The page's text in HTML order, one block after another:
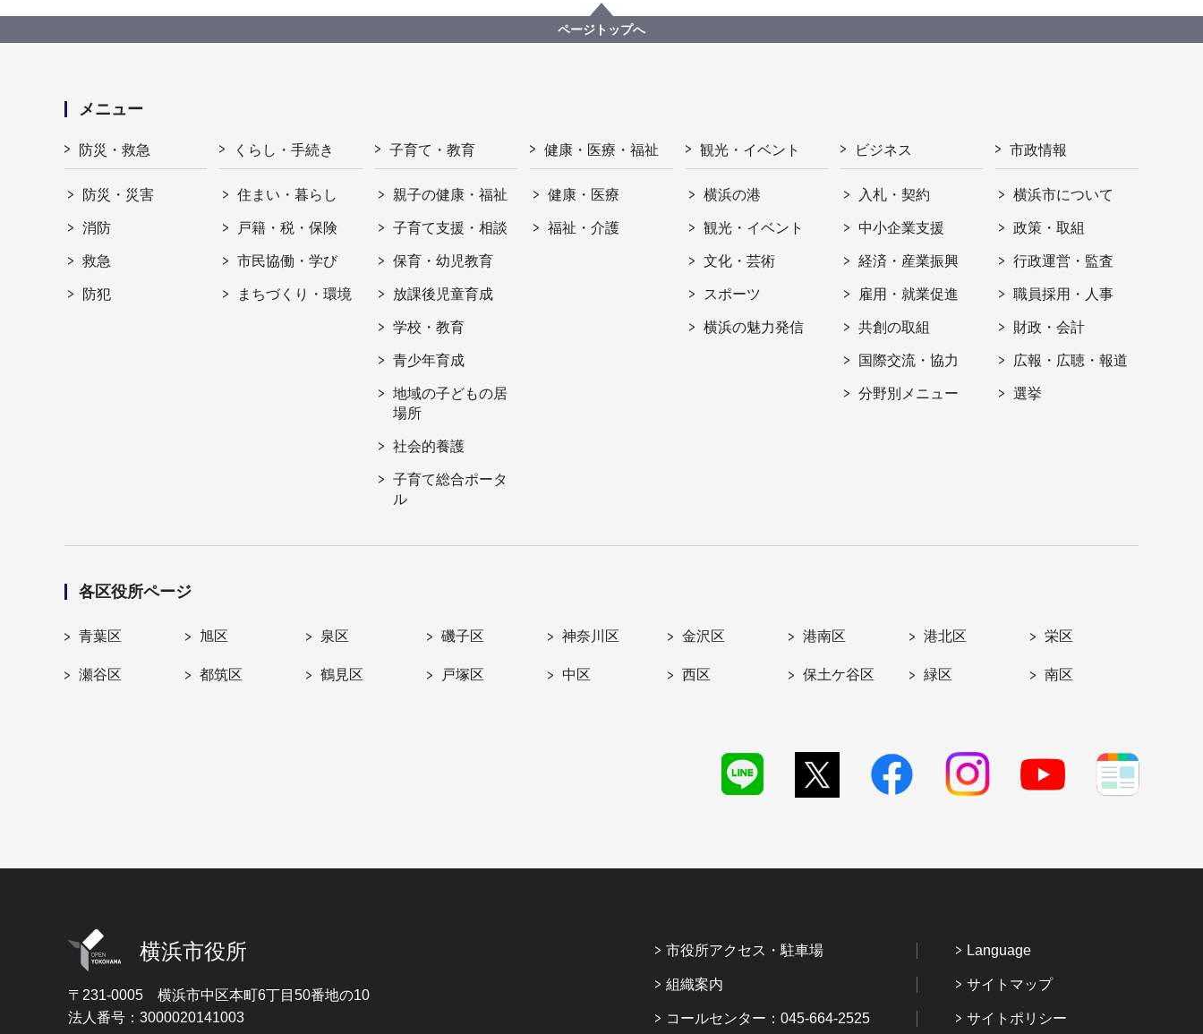
ページトップへ
メニュー
防災・救急
防災・災害
消防
救急
防犯
くらし・手続き
住まい・暮らし
戸籍・税・保険
市民協働・学び
まちづくり・環境
子育て・教育
親子の健康・福祉
子育て支援・相談
保育・幼児教育
放課後児童育成
学校・教育
青少年育成
地域の子どもの居
場所
社会的養護
子育て総合ポータ
ル
健康・医療・福祉
健康・医療
福祉・介護
観光・イベント
横浜の港
観光・イベント
文化・芸術
スポーツ
横浜の魅力発信
ビジネス
入札・契約
中小企業支援
経済・産業振興
雇用・就業促進
共創の取組
国際交流・協力
分野別メニュー
市政情報
横浜市について
政策・取組
行政運営・監査
職員採用・人事
財政・会計
広報・広聴・報道
選挙
各区役所ページ
青葉区 旭区 泉区 磯子区 神奈川区 金沢区 港南区 港北区 栄区
瀬谷区 都筑区 鶴見区 戸塚区 中区 西区 保土ケ谷区 緑区 南区
横浜市役所
〒231-0005 横浜市中区本町6丁目50番地の10
法人番号：3000020141003
市役所アクセス・駐車場
組織案内
コールセンター：045-664-2525
Language
サイトマップ
サイトポリシー